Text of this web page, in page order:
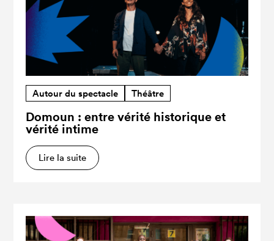
Autour du spectacle Théâtre
Domoun : entre vérité historique et
vérité intime
Lire la suite